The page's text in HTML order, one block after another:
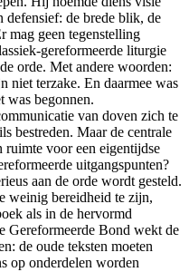
defensief: de brede blik, de
mag geen tegenstelling
gereformeerde liturgie
orde. Met andere woorden:
niet terzake. En daarmee was
was begonnen.
van doven zich te
bestreden. Maar de centrale
voor een eigentijdse
uitgangspunten?
aan de orde wordt gesteld.
weinig bereidheid te zijn,
als in de hervormd
Gereformeerde Bond wekt de
de oude teksten moeten
op onderdelen worden